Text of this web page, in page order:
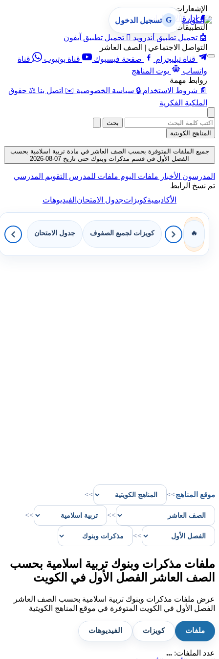
الإشعارات
🔔 إدارة الإشعارات
التطبيقات
🤖 تحميل تطبيق أندرويد  تحميل تطبيق آيفون
التواصل الاجتماعي | الصف العاشر
قناة تيليجرام
صفحة فيسبوك قناة يوتيوب
قناة
واتساب
بوت المناهج
روابط مهمة
📄 شروط الاستخدام 🔒 سياسة الخصوصية ✉️ اتصل بنا ⚖️ حقوق
الملكية الفكرية
G تسجيل الدخول
بحث
المناهج الكويتية
جميع الملفات المتوفرة بحسب الصف العاشر في مادة تربية اسلامية بحسب
الفصل الأول في قسم مذكرات وبنوك حتى تاريخ 07-08-2026
المدرسون الأخبار ملفات اليوم ملفات للمدرس التقويم المدرسي
تم نسخ الرابط
الأكاديميةكويزاتجدول الامتحانالفيديوهات
🔥 كويزات لجميع الصفوف جدول الامتحان
موقع المناهج>>
>>
>>
>>
>>
ملفات مذكرات وبنوك تربية اسلامية بحسب
الصف العاشر الفصل الأول في الكويت
عرض ملفات مذكرات وبنوك تربية اسلامية بحسب الصف العاشر
الفصل الأول في الكويت المتوفرة في موقع المناهج الكويتية
ملفات كويزات الفيديوهات
عدد الملفات: ...